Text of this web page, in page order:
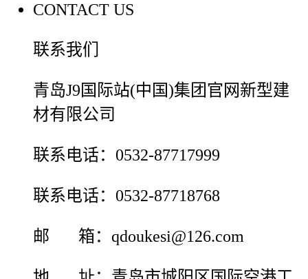
CONTACT US
联系我们
青岛J9国际站(中国)集团官网新型建
材有限公司
联系电话：0532-87717999
联系电话：0532-87718768
邮 箱：qdoukesi@126.com